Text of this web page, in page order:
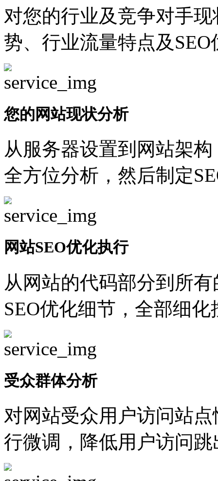
对您的行业及竞争对手
势、行业流量特点及
您的网站现状分析
从服务器设置到网站架
全方位分析，然后制定
网站SEO优化执行
从网站的代码部分到所
SEO优化细节，全部细
受众群体分析
对网站受众用户访问站
行微调，降低用户访问